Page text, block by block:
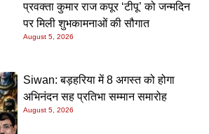
प्रवक्ता कुमार राज कपूर ‘टीपू’ को जन्मदिन
पर मिली शुभकामनाओं की सौगात
August 5, 2026
Siwan: बड़हरिया में 8 अगस्त को होगा
अभिनंदन सह प्रतिभा सम्मान समारोह
August 5, 2026